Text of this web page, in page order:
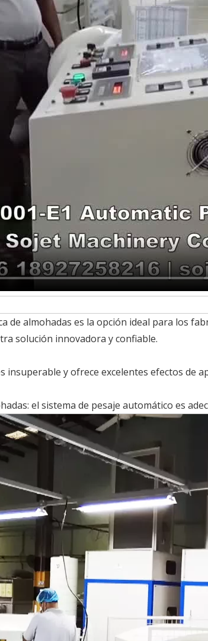
de almohadas es la opción ideal para los
solución innovadora y confiable.
insuperable y ofrece excelentes efectos
el sistema de pesaje automático es